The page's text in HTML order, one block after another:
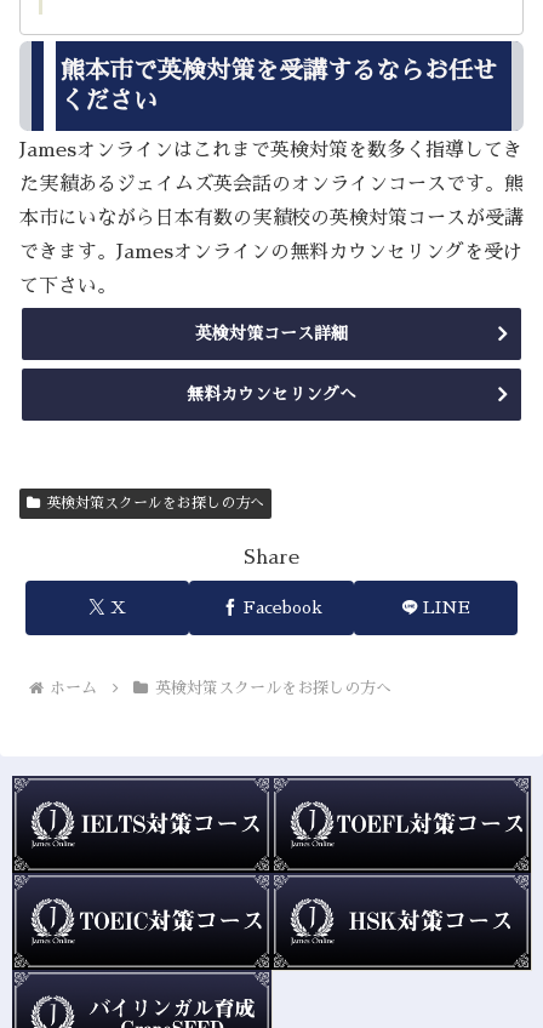
熊本市で英検対策を受講するならお任せ
ください
Jamesオンラインはこれまで英検対策を数多く指導してき
た実績あるジェイムズ英会話のオンラインコースです。熊
本市にいながら日本有数の実績校の英検対策コースが受講
できます。Jamesオンラインの無料カウンセリングを受け
て下さい。
英検対策コース詳細
無料カウンセリングへ
英検対策スクールをお探しの方へ
Share
X Facebook LINE
ホーム 英検対策スクールをお探しの方へ